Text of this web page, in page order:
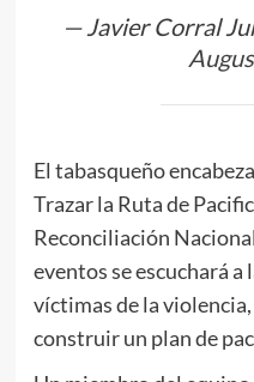
— Javier Corral
El tabasqueño
Trazar la Ruta de
Reconciliación
eventos se escuchará a
víctimas de la
construir un plan de